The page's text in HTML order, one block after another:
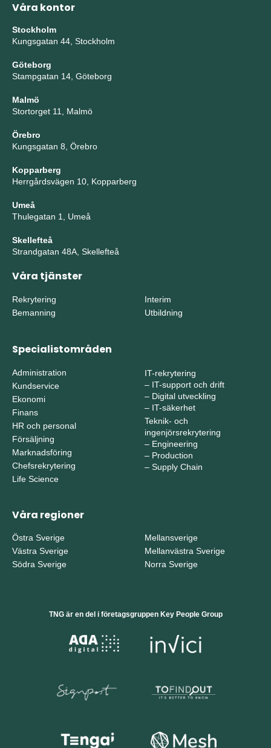
Våra kontor
Stockholm
Kungsgatan 44, Stockholm
Göteborg
Stampgatan 14, Göteborg
Malmö
Stortorget 11, Malmö
Örebro
Kungsgatan 8, Örebro
Kopparberg
Herrgårdsvägen 10, Kopparberg
Umeå
Thulegatan 1, Umeå
Skellefteå
Strandgatan 48A, Skellefteå
Våra tjänster
Rekrytering
Bemanning
Interim
Utbildning
Specialistområden
Administration
Kundservice
Ekonomi
Finans
HR och personal
Försäljning
Marknadsföring
Chefsrekrytering
Life Science
IT-rekrytering
– IT-support och drift
– Digital utveckling
– IT-säkerhet
Teknik- och
ingenjörsrekrytering
– Engineering
– Production
– Supply Chain
Våra regioner
Östra Sverige
Västra Sverige
Södra Sverige
Mellansverige
Mellanvästra Sverige
Norra Sverige
TNG är en del i företagsgruppen Key People Group